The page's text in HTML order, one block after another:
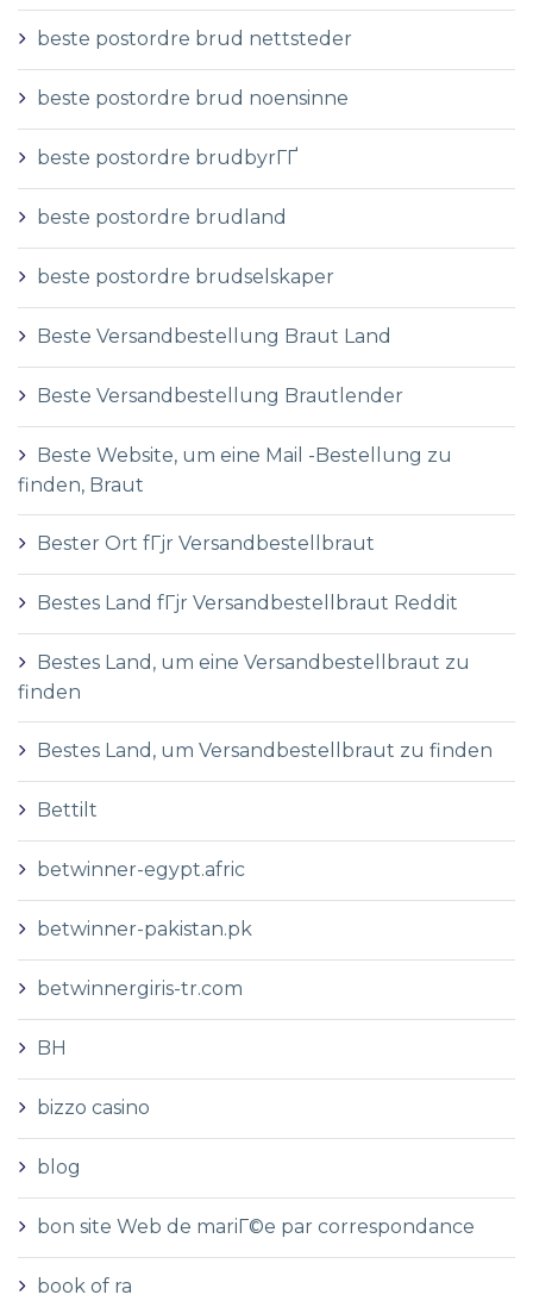
beste postordre brud nettsteder
beste postordre brud noensinne
beste postordre brudbyrГҐ
beste postordre brudland
beste postordre brudselskaper
Beste Versandbestellung Braut Land
Beste Versandbestellung Brautlender
Beste Website, um eine Mail -Bestellung zu
finden, Braut
Bester Ort fГјr Versandbestellbraut
Bestes Land fГјr Versandbestellbraut Reddit
Bestes Land, um eine Versandbestellbraut zu
finden
Bestes Land, um Versandbestellbraut zu finden
Bettilt
betwinner-egypt.afric
betwinner-pakistan.pk
betwinnergiris-tr.com
BH
bizzo casino
blog
bon site Web de mariГ©e par correspondance
book of ra